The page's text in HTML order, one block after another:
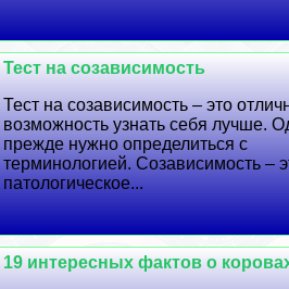
Тест на созависимость
Тест на созависимость – это
возможность узнать себя лучше.
прежде нужно определиться с
терминологией. Созависимость –
патологическое...
19 интересных фактов о